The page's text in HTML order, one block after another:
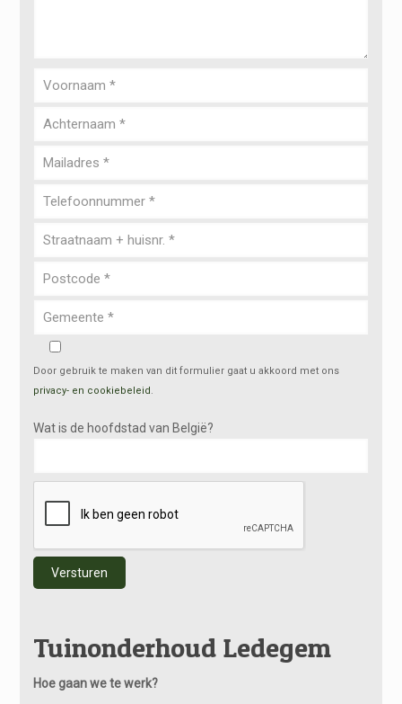
Door gebruik te maken van dit formulier gaat u akkoord met ons
privacy- en cookiebeleid.
Wat is de hoofdstad van België?
Tuinonderhoud Ledegem
Hoe gaan we te werk?